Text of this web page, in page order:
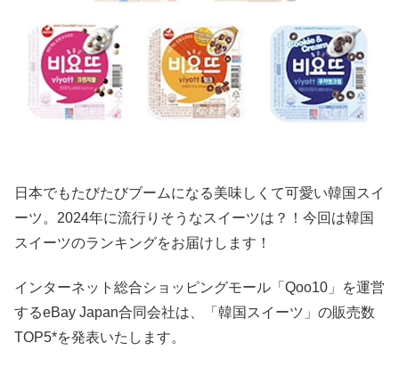
日本でもたびたびブームになる美味しくて可愛い韓国スイ
ーツ。2024年に流行りそうなスイーツは？！今回は韓国
スイーツのランキングをお届けします！
インターネット総合ショッピングモール「Qoo10」を運営
するeBay Japan合同会社は、「韓国スイーツ」の販売数
TOP5*を発表いたします。